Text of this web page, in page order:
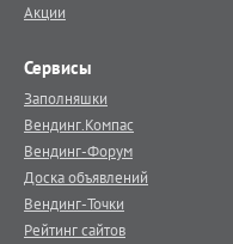
Акции
Сервисы
Заполняшки
Вендинг.Компас
Вендинг-Форум
Доска объявлений
Вендинг-Точки
Рейтинг сайтов